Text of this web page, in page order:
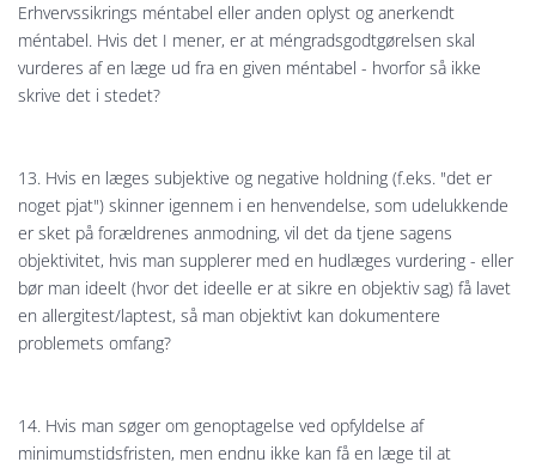
Erhvervssikrings méntabel eller anden oplyst og anerkendt
méntabel. Hvis det I mener, er at méngradsgodtgørelsen skal
vurderes af en læge ud fra en given méntabel - hvorfor så ikke
skrive det i stedet?
13. Hvis en læges subjektive og negative holdning (f.eks. "det er
noget pjat") skinner igennem i en henvendelse, som udelukkende
er sket på forældrenes anmodning, vil det da tjene sagens
objektivitet, hvis man supplerer med en hudlæges vurdering - eller
bør man ideelt (hvor det ideelle er at sikre en objektiv sag) få lavet
en allergitest/laptest, så man objektivt kan dokumentere
problemets omfang?
14. Hvis man søger om genoptagelse ved opfyldelse af
minimumstidsfristen, men endnu ikke kan få en læge til at